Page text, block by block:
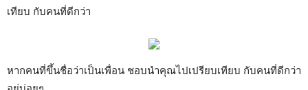
เทียบ กับคนที่ดีกว่า
หากคนที่ขึ้นชื่อว่าเป็นเพื่อน ชอบนำคุณไปเปรียบเทียบ กับคนที่ดีกว่า